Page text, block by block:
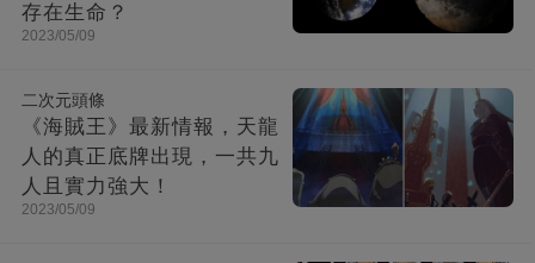
存在生命？
2023/05/09
二次元頭條
《海賊王》最新情報，天龍
人的真正底牌出現，一共九
人且實力強大！
2023/05/09